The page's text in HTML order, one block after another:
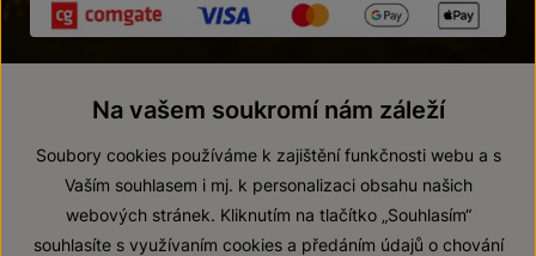
© 2026 ZNOVÍN ZNOJMO, a. s.
Na vašem soukromí nám záleží
Soubory cookies používáme k zajištění funkčnosti webu a s
Vaším souhlasem i mj. k personalizaci obsahu našich
webových stránek. Kliknutím na tlačítko „Souhlasím“
souhlasíte s využívaním cookies a předáním údajů o chování